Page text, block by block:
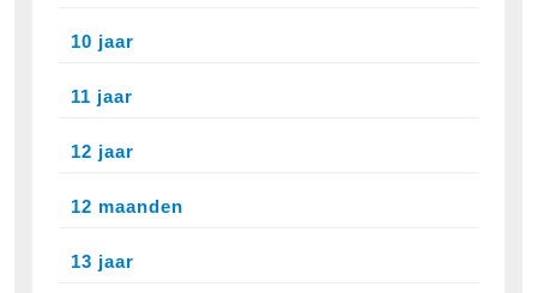
10 jaar
11 jaar
12 jaar
12 maanden
13 jaar